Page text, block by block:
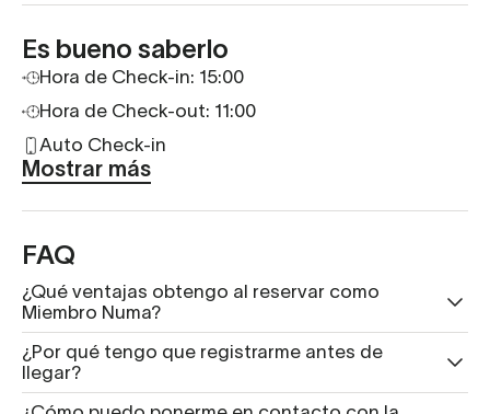
Es bueno saberlo
Hora de Check-in: 15:00
Hora de Check-out: 11:00
Auto Check-in
Mostrar más
FAQ
¿Qué ventajas obtengo al reservar como
Miembro Numa?
¿Por qué tengo que registrarme antes de
llegar?